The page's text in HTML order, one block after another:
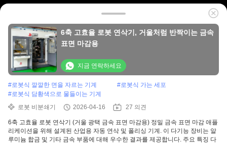
6축 고효율 로봇 연삭기, 거울처럼 반짝이는 금속
표면 마감용
지금 연락하세요
#로봇식 깔깔한 면을 자르는 기계 #로봇식 가는 세포
#로봇식 담황색으로 물들이는 기계
로봇 비분쇄기
2026-04-16 27 의견
6축 고효율 로봇 연삭기 (거울 광택 금속 표면 마감용) 정밀 금속 표면 마감 애플
리케이션을 위해 설계된 산업용 자동 연삭 및 폴리싱 기계. 이 다기능 장비는 알
루미늄 합금 및 기타 금속 부품에 대해 우수한 결과를 제공합니다. 주요 특징 다